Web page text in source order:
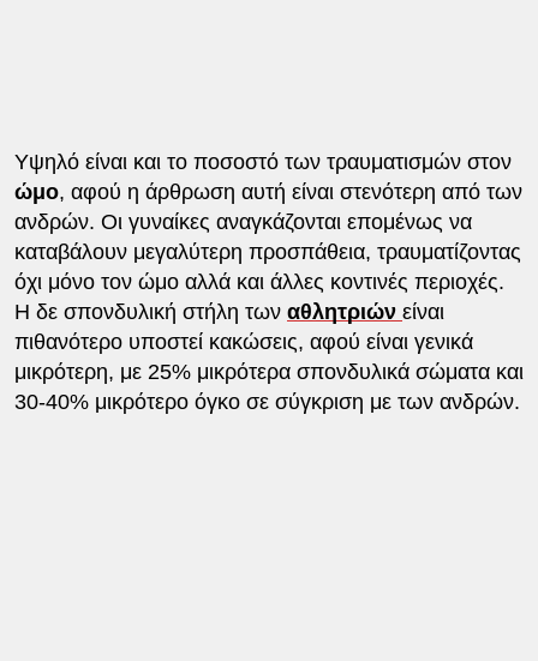
Υψηλό είναι και το ποσοστό των τραυματισμών στον
ώμο, αφού η άρθρωση αυτή είναι στενότερη από των
ανδρών. Οι γυναίκες αναγκάζονται επομένως να
καταβάλουν μεγαλύτερη προσπάθεια, τραυματίζοντας
όχι μόνο τον ώμο αλλά και άλλες κοντινές περιοχές.
Η δε σπονδυλική στήλη των αθλητριών είναι
πιθανότερο υποστεί κακώσεις, αφού είναι γενικά
μικρότερη, με 25% μικρότερα σπονδυλικά σώματα και
30-40% μικρότερο όγκο σε σύγκριση με των ανδρών.